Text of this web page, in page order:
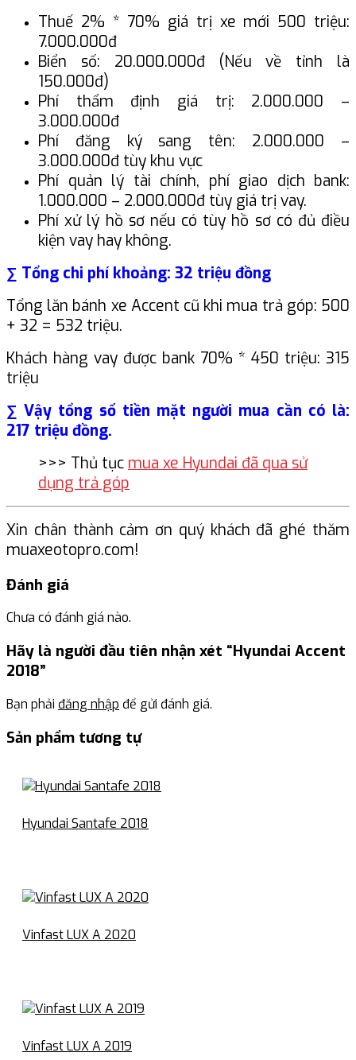
Thuế 2% * 70% giá trị xe mới 500 triệu:
7.000.000đ
Biển số: 20.000.000đ (Nếu về tỉnh là
150.000đ)
Phí thẩm định giá trị: 2.000.000 –
3.000.000đ
Phí đăng ký sang tên: 2.000.000 –
3.000.000đ tùy khu vực
Phí quản lý tài chính, phí giao dịch bank:
1.000.000 – 2.000.000đ tùy giá trị vay.
Phí xử lý hồ sơ nếu có tùy hồ sơ có đủ điều
kiện vay hay không.
∑ Tổng chi phí khoảng: 32 triệu đồng
Tổng lăn bánh xe Accent cũ khi mua trả góp: 500
+ 32 = 532 triệu.
Khách hàng vay được bank 70% * 450 triệu: 315
triệu
∑ Vậy tổng số tiền mặt người mua cần có là:
217 triệu đồng.
>>> Thủ tục mua xe Hyundai đã qua sử
dụng trả góp
Xin chân thành cảm ơn quý khách đã ghé thăm
muaxeotopro.com!
Đánh giá
Chưa có đánh giá nào.
Hãy là người đầu tiên nhận xét “Hyundai Accent
2018”
Bạn phải đăng nhập để gửi đánh giá.
Sản phẩm tương tự
Hyundai Santafe 2018
Vinfast LUX A 2020
Vinfast LUX A 2019